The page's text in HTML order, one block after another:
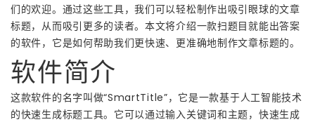
们的欢迎。通过这些工具，我们可以轻松制作出吸引眼球的文章
标题，从而吸引更多的读者。本文将介绍一款扫题目就能出答案
的软件，它是如何帮助我们更快速、更准确地制作文章标题的。
软件简介
这款软件的名字叫做“SmartTitle”，它是一款基于人工智能技术
的快速生成标题工具。它可以通过输入关键词和主题，快速生成